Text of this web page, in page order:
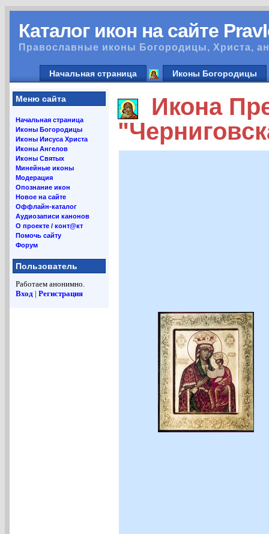
Каталог икон на сайте
Православные иконы Богородицы, Христа,
Начальная страница Иконы Богородицы
Меню сайта
Начальная страница
Иконы Богородицы
Иконы Иисуса Христа
Иконы Ангелов
Иконы Святых
Минейные иконы
Модерация
Опознание икон
Новое на сайте
Оффлайн-каталог
Аудиозаписи канонов
О проекте / конт@кт
Помочь сайту
Форум
Пользователь
Работаем анонимно.
Вход | Регистрация
Икона